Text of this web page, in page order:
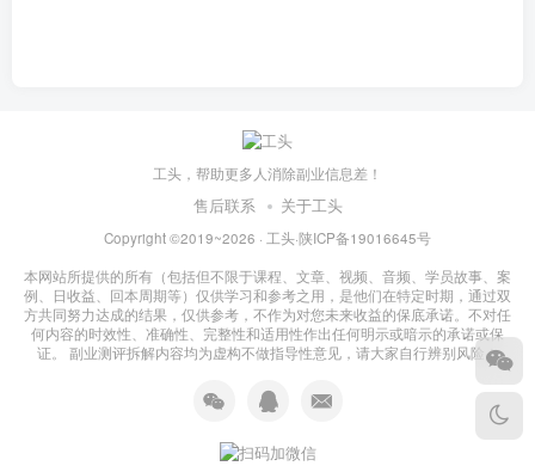
工头，帮助更多人消除副业信息差！
售后联系 关于工头
Copyright ©2019~2026 · 工头·陕ICP备19016645号
本网站所提供的所有（包括但不限于课程、文章、视频、音频、学员故事、案
例、日收益、回本周期等）仅供学习和参考之用，是他们在特定时期，通过双
方共同努力达成的结果，仅供参考，不作为对您未来收益的保底承诺。不对任
何内容的时效性、准确性、完整性和适用性作出任何明示或暗示的承诺或保
证。 副业测评拆解内容均为虚构不做指导性意见，请大家自行辨别风险！